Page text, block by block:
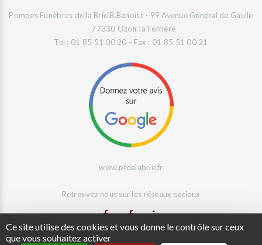
Ce site utilise des cookies et vous donne le contrôle sur ceux
que vous souhaitez activer
Pompes Funèbres de la Brie B.Benoist - 99 Avenue Général de Gaulle
- 77330 Ozoir la Ferrière
Tel : 01 85 51 00 20 - Fax : 01 85 51 00 21
www.pfdelabrie.fr
Retrouvez nous sur les réseaux sociaux